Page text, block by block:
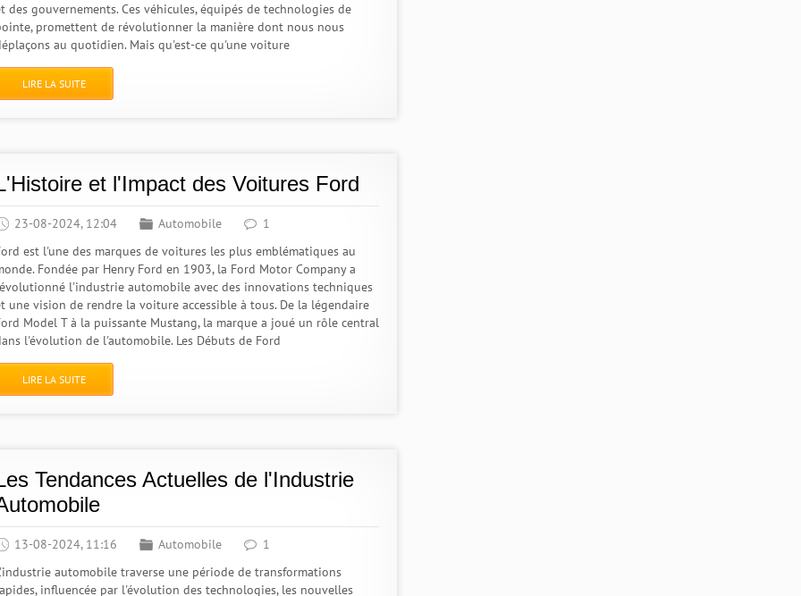
des gouvernements. Ces véhicules, équipés de technologies de
promettent de révolutionner la manière dont nous nous
au quotidien. Mais qu'est-ce qu'une voiture
LIRE LA SUITE
et l'Impact des Voitures Ford
23-08-2024, 12:04 Automobile
1
est l'une des marques de voitures les plus emblématiques au
Fondée par Henry Ford en 1903, la Ford Motor Company a
l'industrie automobile avec des innovations techniques
une vision de rendre la voiture accessible à tous. De la légendaire
Model T à la puissante Mustang, la marque a joué un rôle central
l'évolution de l'automobile. Les Débuts de Ford
LIRE LA SUITE
Tendances Actuelles de l'Industrie
13-08-2024, 11:16 Automobile
1
automobile traverse une période de transformations
influencée par l'évolution des technologies, les nouvelles